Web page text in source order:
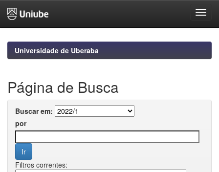
navigationUniversidade de Uberaba
Página de Busca
Buscar em:
por
Filtros correntes: